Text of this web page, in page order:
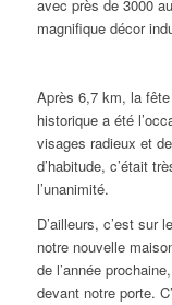
avec près de 3000
magnifique décor
Après 6,7 km, la fête
historique a été
visages radieux et
d’habitude, c’était
l’unanimité.
D’ailleurs, c’est sur
notre nouvelle
de l’année
devant notre porte.